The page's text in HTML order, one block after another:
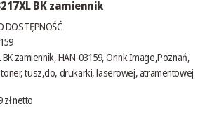
BK zamiennik
DOSTĘPNOŚĆ
BK zamiennik, HAN-03159, Orink Image,Poznań,
tusz,do, drukarki, laserowej, atramentowej
zł netto